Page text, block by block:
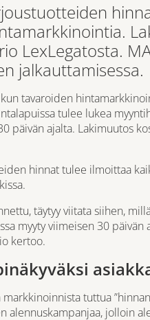
LexLegatosta.
jalkauttamisessa.
tavaroiden
tulee lukea
päivän ajalta. Lakimuutos
hinnat tulee ilmoittaa
täytyy viitata siihen,
myyty viimeisen 30 päivän
kertoo.
tuttua
alennuskampanjaa, jolloin